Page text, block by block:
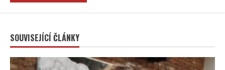
SOUVISEJÍCÍ ČLÁNKY